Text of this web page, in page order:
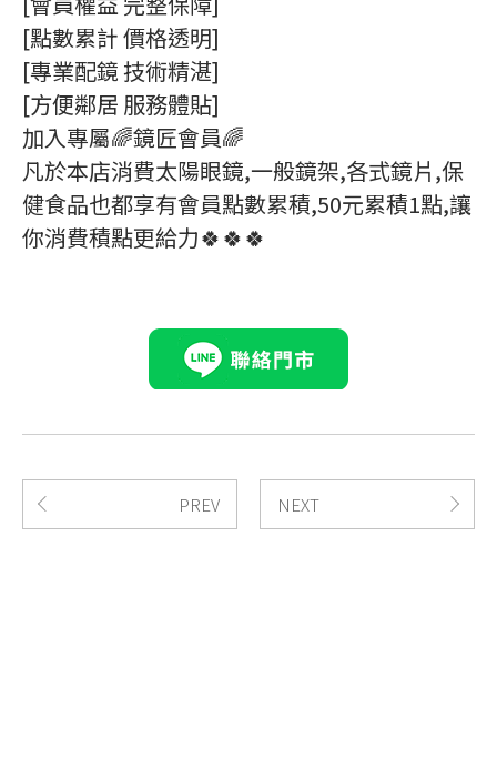
[點數累計 價格透明]
[專業配鏡 技術精湛]
[方便鄰居 服務體貼]
加入專屬🌈鏡匠會員🌈
凡於本店消費太陽眼鏡,一般鏡架,各式鏡片,保
健食品也都享有會員點數累積,50元累積1點,讓
你消費積點更給力🍀🍀🍀
PREV NEXT